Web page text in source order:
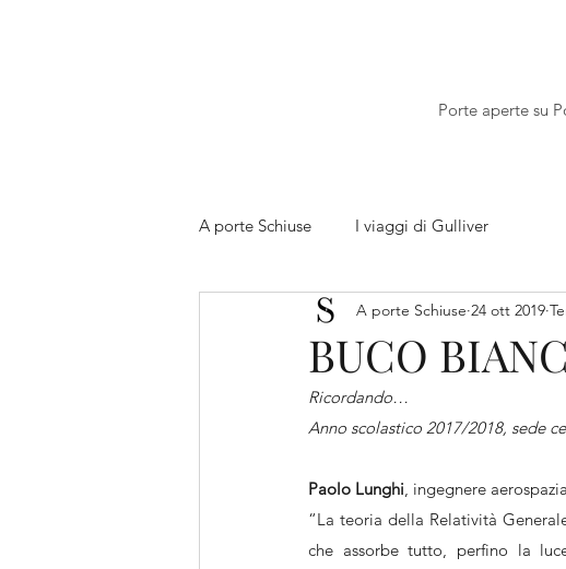
Porte aperte su
A porte Schiuse I viaggi di Gulliver
BUCO
A porte Schiuse 24 ott 2019
Ricordando…
Anno scolastico 2017/2018, sede
Paolo Lunghi, ingegnere
“La teoria della Relatività
che assorbe tutto, perfino la